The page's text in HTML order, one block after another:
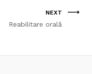
NEXT
Reabilitare orală